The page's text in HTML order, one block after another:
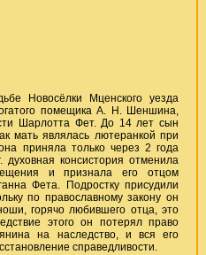
Новосёлки Мценского уезда
помещика А. Н. Шеншина,
Шарлотта Фет. До 14 лет сын
мать являлась лютеранкой при
приняла только через 2 года
консистория отменила
и признала его отцом
Фета. Подростку присудили
по православному закону он
горячо любившего отца, это
этого он потерял право
на наследство, и вся его
справедливости.